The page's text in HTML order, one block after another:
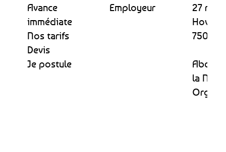
Avance
immédiate
Nos tarifs
Devis
Je postule
Employeur
27 rue
75013
la